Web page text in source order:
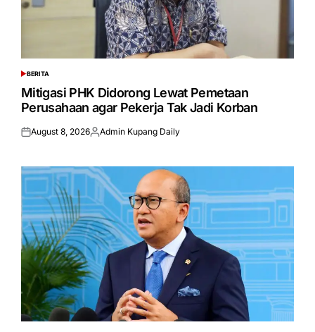
POSTED
IN
BERITA
Mitigasi PHK Didorong Lewat Pemetaan
Perusahaan agar Pekerja Tak Jadi Korban
Posted
August 8, 2026Posted
Admin Kupang Daily